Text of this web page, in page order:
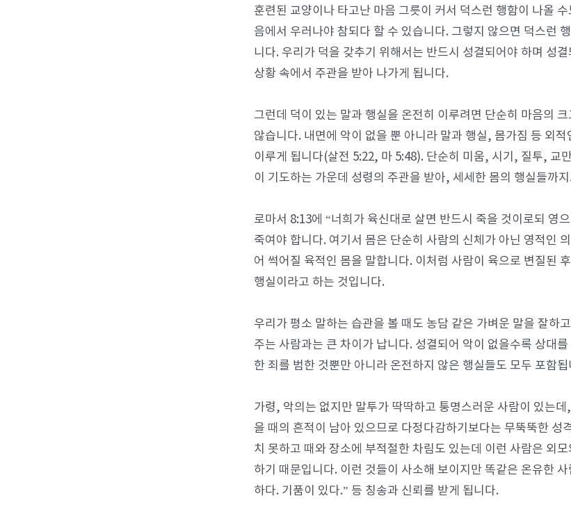
훈련된 교양이나 타고난 마음 그릇이 커서 덕스런 행함이 나올
음에서 우러나야 참되다 할 수 있습니다. 그렇지 않으면 덕스런
니다. 우리가 덕을 갖추기 위해서는 반드시 성결되어야 하며 성
상황 속에서 주관을 받아 나가게 됩니다.
그런데 덕이 있는 말과 행실을 온전히 이루려면 단순히 마음의
않습니다. 내면에 악이 없을 뿐 아니라 말과 행실, 몸가짐 등 외
이루게 됩니다(살전 5:22, 마 5:48). 단순히 미움, 시기, 질투, 교
이 기도하는 가운데 성령의 주관을 받아, 세세한 몸의 행실들까
로마서 8:13에 “너희가 육신대로 살면 반드시 죽을 것이로되 영
죽여야 합니다. 여기서 몸은 단순히 사람의 신체가 아닌 영적인
어 썩어질 육적인 몸을 말합니다. 이처럼 사람이 육으로 변질된
행실이라고 하는 것입니다.
우리가 평소 말하는 습관을 볼 때도 농담 같은 가벼운 말을 잘하
주는 사람과는 큰 차이가 납니다. 성결되어 악이 없을수록 상대
한 죄를 범한 것뿐만 아니라 온전하지 않은 행실들도 모두 포함됩
가령, 악의는 없지만 말투가 딱딱하고 퉁명스러운 사람이 있는
을 때의 흔적이 남아 있으므로 다정다감하기보다는 무뚝뚝한 성
치 못하고 때와 장소에 부적절한 차림도 있는데 이런 사람은 외
하기 때문입니다. 이런 것들이 사소해 보이지만 똑같은 온유한
하다. 기품이 있다.” 등 칭송과 신뢰를 받게 됩니다.